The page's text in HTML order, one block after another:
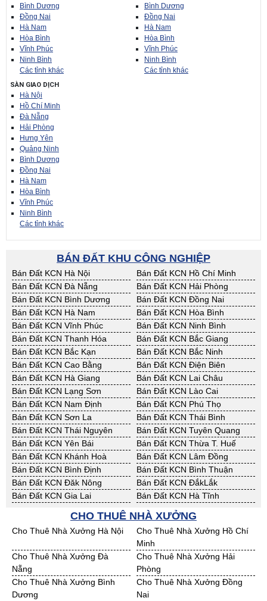
Bình Dương
Đồng Nai
Hà Nam
Hòa Bình
Vĩnh Phúc
Ninh Bình
Các tỉnh khác
Bình Dương
Đồng Nai
Hà Nam
Hòa Bình
Vĩnh Phúc
Ninh Bình
Các tỉnh khác
SÀN GIAO DỊCH
Hà Nội
Hồ Chí Minh
Đà Nẵng
Hải Phòng
Hưng Yên
Quảng Ninh
Bình Dương
Đồng Nai
Hà Nam
Hòa Bình
Vĩnh Phúc
Ninh Bình
Các tỉnh khác
BÁN ĐẤT KHU CÔNG NGHIỆP
Bán Đất KCN Hà Nội
Bán Đất KCN Hồ Chí Minh
Bán Đất KCN Đà Nẵng
Bán Đất KCN Hải Phòng
Bán Đất KCN Bình Dương
Bán Đất KCN Đồng Nai
Bán Đất KCN Hà Nam
Bán Đất KCN Hòa Bình
Bán Đất KCN Vĩnh Phúc
Bán Đất KCN Ninh Bình
Bán Đất KCN Thanh Hóa
Bán Đất KCN Bắc Giang
Bán Đất KCN Bắc Kạn
Bán Đất KCN Bắc Ninh
Bán Đất KCN Cao Bằng
Bán Đất KCN Điện Biên
Bán Đất KCN Hà Giang
Bán Đất KCN Lai Châu
Bán Đất KCN Lạng Sơn
Bán Đất KCN Lào Cai
Bán Đất KCN Nam Định
Bán Đất KCN Phú Thọ
Bán Đất KCN Sơn La
Bán Đất KCN Thái Bình
Bán Đất KCN Thái Nguyên
Bán Đất KCN Tuyên Quang
Bán Đất KCN Yên Bái
Bán Đất KCN Thừa T. Huế
Bán Đất KCN Khánh Hoà
Bán Đất KCN Lâm Đồng
Bán Đất KCN Bình Định
Bán Đất KCN Bình Thuận
Bán Đất KCN Đăk Nông
Bán Đất KCN ĐắkLắk
Bán Đất KCN Gia Lai
Bán Đất KCN Hà Tĩnh
Bán Đất KCN Nghệ An
Bán Đất KCN Ninh Thuận
Bán Đất KCN Phú Yên
Bán Đất KCN Quảng Bình
Bán Đất KCN Quảng Nam
Bán Đất KCN Quảng Ngãi
Bán Đất KCN Bà Rịa - VT
Bán Đất KCN Cần Thơ
Bán Đất KCN An Giang
Bán Đất KCN Bạc Liêu
Bán Đất KCN Bến Tre
Bán Đất KCN Bình Phước
Bán Đất KCN Cà Mau
CHO THUÊ NHÀ XƯỞNG
Cho Thuê Nhà Xưởng Hà Nội
Cho Thuê Nhà Xưởng Hồ Chí
Minh
Cho Thuê Nhà Xưởng Đà
Nẵng
Cho Thuê Nhà Xưởng Hải
Phòng
Cho Thuê Nhà Xưởng Bình
Dương
Cho Thuê Nhà Xưởng Đồng
Nai